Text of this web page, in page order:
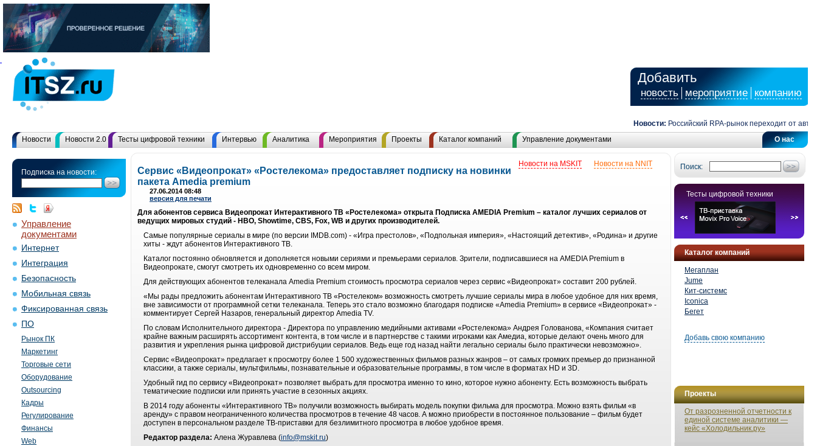
Добавить
новость мероприятие компанию
Новости: Российский RPA-рынок переходит от
О нас
Новости Новости 2.0 Тесты цифровой техники Интервью Аналитика Мероприятия Проекты Каталог компаний Управление документами
Подписка на новости:
Управление
документами
Интернет
Интеграция
Безопасность
Мобильная связь
Фиксированная связь
ПО
Рынок ПК
Маркетинг
Торговые сети
Оборудование
Outsourcing
Кадры
Регулирование
Финансы
Web
Поиск:
Тесты цифровой техники
Каталог компаний
Мегаплан
Jume
Кит-системс
Iconica
Бегет
Добавь свою компанию
Проекты
От разрозненной отчетности к
единой системе аналитики —
кейс «Холодильник.ру»
Новости на NNIT
Новости на MSKIT
Сервис «Видеопрокат» «Ростелекома» предоставляет подписку на новинки
пакета Amedia premium
27.06.2014 08:48
версия для печати
Для абонентов сервиса Видеопрокат Интерактивного ТВ «Ростелекома» открыта Подписка AMEDIA Premium – каталог лучших сериалов от
ведущих мировых студий - HBO, Showtime, CBS, Fox, WB и других производителей.
Самые популярные сериалы в мире (по версии IMDB.com) - «Игра престолов», «Подпольная империя», «Настоящий детектив», «Родина» и другие
хиты - ждут абонентов Интерактивного ТВ.
Каталог постоянно обновляется и дополняется новыми сериями и премьерами сериалов. Зрители, подписавшиеся на AMEDIA Premium в
Видеопрокате, смогут смотреть их одновременно со всем миром.
Для действующих абонентов телеканала Amedia Premium стоимость просмотра сериалов через сервис «Видеопрокат» составит 200 рублей.
«Мы рады предложить абонентам Интерактивного ТВ «Ростелеком» возможность смотреть лучшие сериалы мира в любое удобное для них время,
вне зависимости от программной сетки телеканала. Теперь это стало возможно благодаря подписке «Amedia Premium» в сервисе «Видеопрокат» -
комментирует Сергей Назаров, генеральный директор Amedia TV.
По словам Исполнительного директора - Директора по управлению медийными активами «Ростелекома» Андрея Голованова, «Компания считает
крайне важным расширять ассортимент контента, в том числе и в партнерстве с такими игроками как Амедиа, которые делают очень много для
развития и укрепления рынка цифровой дистрибуции сериалов. Ведь еще год назад найти легально сериалы было практически невозможно».
Сервис «Видеопрокат» предлагает к просмотру более 1 500 художественных фильмов разных жанров – от самых громких премьер до признанной
классики, а также сериалы, мультфильмы, познавательные и образовательные программы, в том числе в форматах HD и 3D.
Удобный гид по сервису «Видеопрокат» позволяет выбрать для просмотра именно то кино, которое нужно абоненту. Есть возможность выбрать
тематические подписки или принять участие в сезонных акциях.
В 2014 году абоненты «Интерактивного ТВ» получили возможность выбирать модель покупки фильма для просмотра. Можно взять фильм «в
аренду» с правом неограниченного количества просмотров в течение 48 часов. А можно приобрести в постоянное пользование – фильм будет
доступен в персональном разделе ТВ-приставки для безлимитного просмотра в любое удобное время.
Редактор раздела: Алена Журавлева (info@mskit.ru)